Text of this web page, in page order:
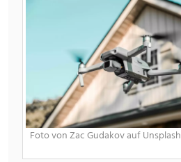
Foto von Zac Gudakov auf Unsplash